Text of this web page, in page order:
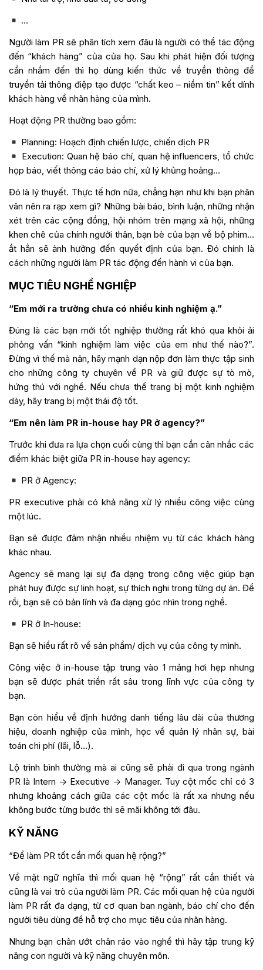
…
Người làm PR sẽ phân tích xem đâu là người có thể tác động
đến “khách hàng” của của họ. Sau khi phát hiện đối tượng
cần nhắm đến thì họ dùng kiến thức về truyền thông để
truyền tải thông điệp tạo được “chất keo – niềm tin” kết dính
khách hàng về nhãn hàng của mình.
Hoạt động PR thường bao gồm:
Planning: Hoạch định chiến lược, chiến dịch PR
Execution: Quan hệ báo chí, quan hệ influencers, tổ chức
họp báo, viết thông cáo báo chí, xử lý khủng hoảng…
Đó là lý thuyết. Thực tế hơn nữa, chẳng hạn như khi bạn phân
vân nên ra rạp xem gì? Những bài báo, bình luận, những nhận
xét trên các cộng đồng, hội nhóm trên mạng xã hội, những
khen chê của chính người thân, bạn bè của bạn về bộ phim…
ắt hẳn sẽ ảnh hưởng đến quyết định của bạn. Đó chính là
cách những người làm PR tác động đến hành vi của bạn.
MỤC TIÊU NGHỀ NGHIỆP
“Em mới ra trường chưa có nhiều kinh nghiệm ạ.”
Đúng là các bạn mới tốt nghiệp thường rất khó qua khỏi ải
phỏng vấn “kinh nghiệm làm việc của em như thế nào?”.
Đừng vì thế mà nản, hãy mạnh dạn nộp đơn làm thực tập sinh
cho những công ty chuyên về PR và giữ được sự tò mò,
hứng thú với nghề. Nếu chưa thể trang bị một kinh nghiệm
dày, hãy trang bị một thái độ tốt.
“Em nên làm PR in-house hay PR ở agency?”
Trước khi đưa ra lựa chọn cuối cùng thì bạn cần cân nhắc các
điểm khác biệt giữa PR in-house hay agency:
PR ở Agency:
PR executive phải có khả năng xử lý nhiều công việc cùng
một lúc.
Bạn sẽ được đảm nhận nhiều nhiệm vụ từ các khách hàng
khác nhau.
Agency sẽ mang lại sự đa dạng trong công việc giúp bạn
phát huy được sự linh hoạt, sự thích nghi trong từng dự án. Để
rồi, bạn sẽ có bản lĩnh và đa dạng góc nhìn trong nghề.
PR ở In-house:
Bạn sẽ hiểu rất rõ về sản phẩm/ dịch vụ của công ty mình.
Công việc ở in-house tập trung vào 1 mảng hơi hẹp nhưng
bạn sẽ được phát triển rất sâu trong lĩnh vực của công ty
bạn.
Bạn còn hiểu về định hướng danh tiếng lâu dài của thương
hiệu, doanh nghiệp của mình, học về quản lý nhân sự, bài
toán chi phí (lãi, lỗ…).
Lộ trình bình thường mà ai cũng sẽ phải đi qua trong ngành
PR là Intern -> Executive -> Manager. Tuy cột mốc chỉ có 3
nhưng khoảng cách giữa các cột mốc là rất xa nhưng nếu
không bước từng bước thì sẽ mãi không tới đâu.
KỸ NĂNG
“Để làm PR tốt cần mối quan hệ rộng?”
Về mặt ngữ nghĩa thì mối quan hệ “rộng” rất cần thiết và
cũng là vai trò của người làm PR. Các mối quan hệ của người
làm PR rất đa dạng, từ cơ quan ban ngành, báo chí cho đến
người tiêu dùng để hỗ trợ cho mục tiêu của nhãn hàng.
Nhưng bạn chân ướt chân ráo vào nghề thì hãy tập trung kỹ
năng con người và kỹ năng chuyên môn.